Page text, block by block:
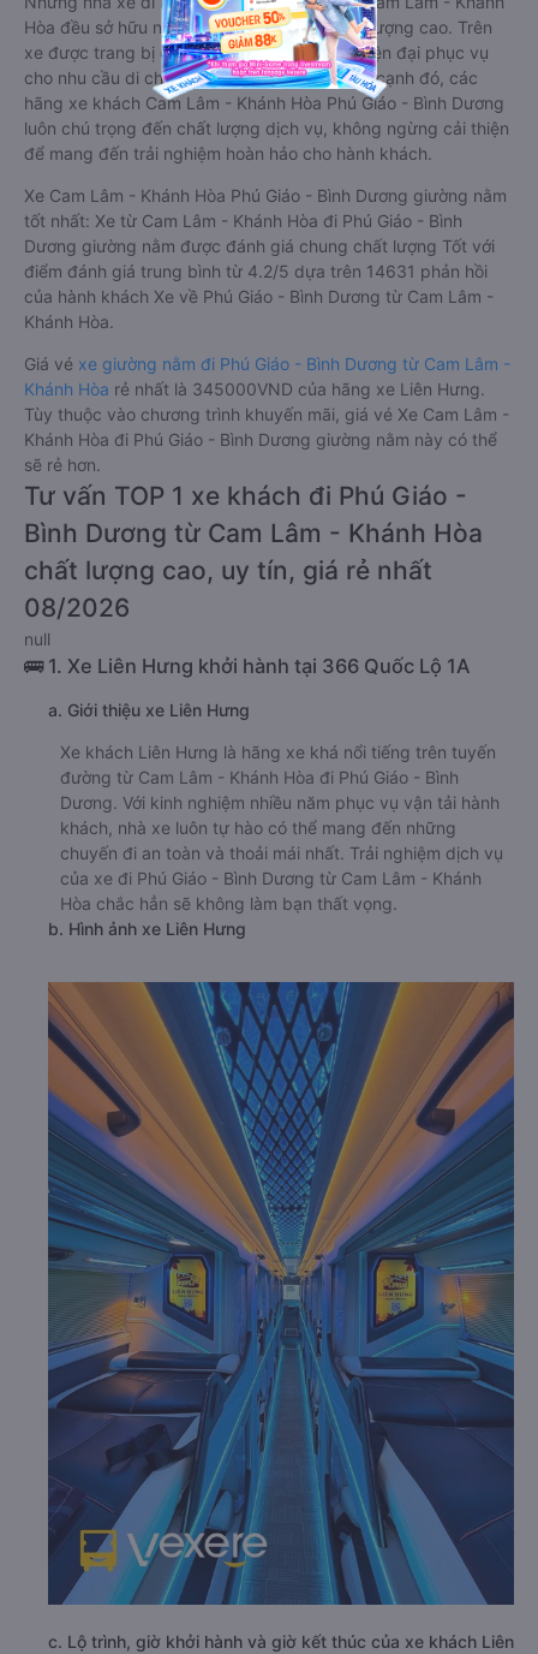
Hòa đều sở hữu những xe giường nằm chất lượng cao. Trên
xe được trang bị đầy đủ các trang thiết bị hiện đại phục vụ
cho nhu cầu di chuyển của hành khách. Bên cạnh đó, các
hãng xe khách Cam Lâm - Khánh Hòa Phú Giáo - Bình Dương
luôn chú trọng đến chất lượng dịch vụ, không ngừng cải thiện
để mang đến trải nghiệm hoàn hảo cho hành khách.
Xe Cam Lâm - Khánh Hòa Phú Giáo - Bình Dương giường nằm
tốt nhất: Xe từ Cam Lâm - Khánh Hòa đi Phú Giáo - Bình
Dương giường nằm được đánh giá chung chất lượng Tốt với
điểm đánh giá trung bình từ 4.2/5 dựa trên 14631 phản hồi
của hành khách Xe về Phú Giáo - Bình Dương từ Cam Lâm -
Khánh Hòa.
Giá vé xe giường nằm đi Phú Giáo - Bình Dương từ Cam Lâm -
Khánh Hòa rẻ nhất là 345000VND của hãng xe Liên Hưng.
Tùy thuộc vào chương trình khuyến mãi, giá vé Xe Cam Lâm -
Khánh Hòa đi Phú Giáo - Bình Dương giường nằm này có thể
sẽ rẻ hơn.
Tư vấn TOP 1 xe khách đi Phú Giáo -
Bình Dương từ Cam Lâm - Khánh Hòa
chất lượng cao, uy tín, giá rẻ nhất
08/2026
null
🚌 1. Xe Liên Hưng khởi hành tại 366 Quốc Lộ 1A
a. Giới thiệu xe Liên Hưng
Xe khách Liên Hưng là hãng xe khá nổi tiếng trên tuyến
đường từ Cam Lâm - Khánh Hòa đi Phú Giáo - Bình
Dương. Với kinh nghiệm nhiều năm phục vụ vận tải hành
khách, nhà xe luôn tự hào có thể mang đến những
chuyến đi an toàn và thoải mái nhất. Trải nghiệm dịch vụ
của xe đi Phú Giáo - Bình Dương từ Cam Lâm - Khánh
Hòa chắc hẳn sẽ không làm bạn thất vọng.
b. Hình ảnh xe Liên Hưng
c. Lộ trình, giờ khởi hành và giờ kết thúc của xe khách Liên